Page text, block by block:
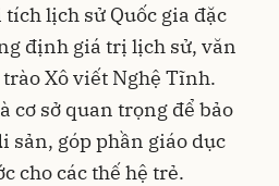
tích lịch sử Quốc gia đặc
định giá trị lịch sử, văn
Xô viết Nghệ Tĩnh.
cơ sở quan trọng để bảo
sản, góp phần giáo dục
cho các thế hệ trẻ.